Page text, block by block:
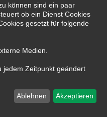
können sind ein paar
ob ein Dienst Cookies
gesetzt für folgende
Medien
jedem Zeitpunkt geändert
Ablehnen Akzeptieren